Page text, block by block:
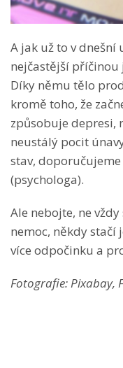
A jak už to v dnešní
nejčastější příčinou
Díky němu tělo
kromě toho, že
způsobuje depresi,
neustálý pocit
stav,
(psychologa).
Ale nebojte, ne
nemoc, někdy stačí
více odpočinku a
Fotografie: Pixabay,